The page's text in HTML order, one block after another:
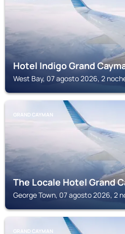
Hotel Indigo Grand
West Bay, 07 agosto 2026, 2
GRAND CAYMAN
The Locale Hotel Grand
George Town, 07 agosto 2026, 2
GRAND CAYMAN